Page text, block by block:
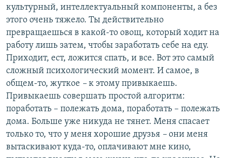
культурный, интеллектуальный компоненты, а без
этого очень тяжело. Ты действительно
превращаешься в какой-то овощ, который ходит на
работу лишь затем, чтобы заработать себе на еду.
Приходит, ест, ложится спать, и все. Вот это самый
сложный психологический момент. И самое, в
общем-то, жуткое – к этому привыкаешь.
Привыкаешь совершать простой алгоритм:
поработать – полежать дома, поработать – полежать
дома. Больше уже никуда не тянет. Меня спасает
только то, что у меня хорошие друзья – они меня
вытаскивают куда-то, оплачивают мне кино,